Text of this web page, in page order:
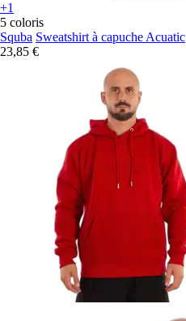
+1
5 coloris
Squba Sweatshirt à capuche Acuatic
23,85 €